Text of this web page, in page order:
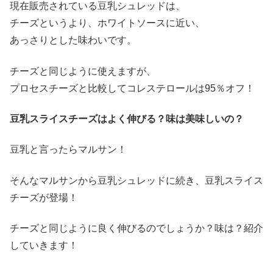
現在販売されている豆乳シュレッドは、
チーズというより、ホワイトソースに近い、
あっさりとした味わいです。
チーズと同じように使えますが、
プロセスチーズと比較してコレステロールは95％オフ！
豆乳スライスチーズはよく伸びる？味は美味しいの？
豆乳と言ったらマルサン！
そんなマルサンから豆乳シュレッドに続き、豆乳スライス
チーズが登場！
チーズと同じように良く伸びるのでしょうか？味は？紹介
していきます！